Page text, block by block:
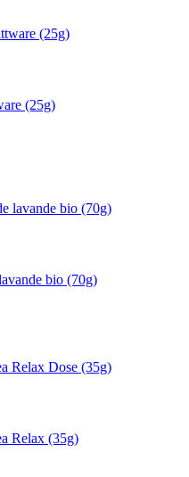
(25g)
bio (70g)
Relax (35g)